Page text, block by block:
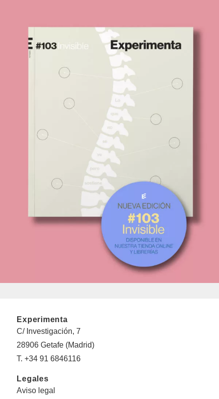
Experimenta
C/ Investigación, 7
28906 Getafe (Madrid)
T. +34 91 6846116
Legales
Aviso legal